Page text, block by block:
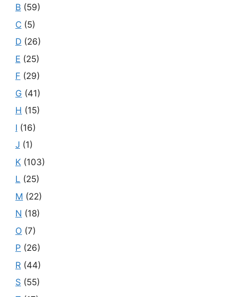
B (59)
C (5)
D (26)
E (25)
F (29)
G (41)
H (15)
I (16)
J (1)
K (103)
L (25)
M (22)
N (18)
O (7)
P (26)
R (44)
S (55)